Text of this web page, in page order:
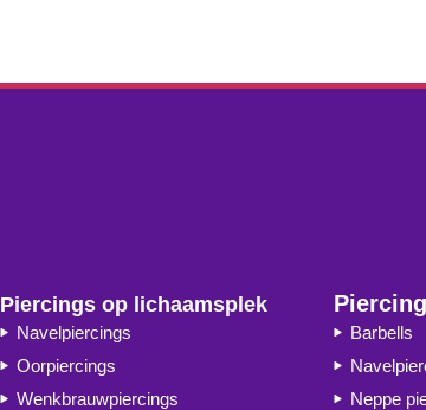
Piercings op lichaamsplek
Navelpiercings
Oorpiercings
Wenkbrauwpiercings
Barbells
Neppe